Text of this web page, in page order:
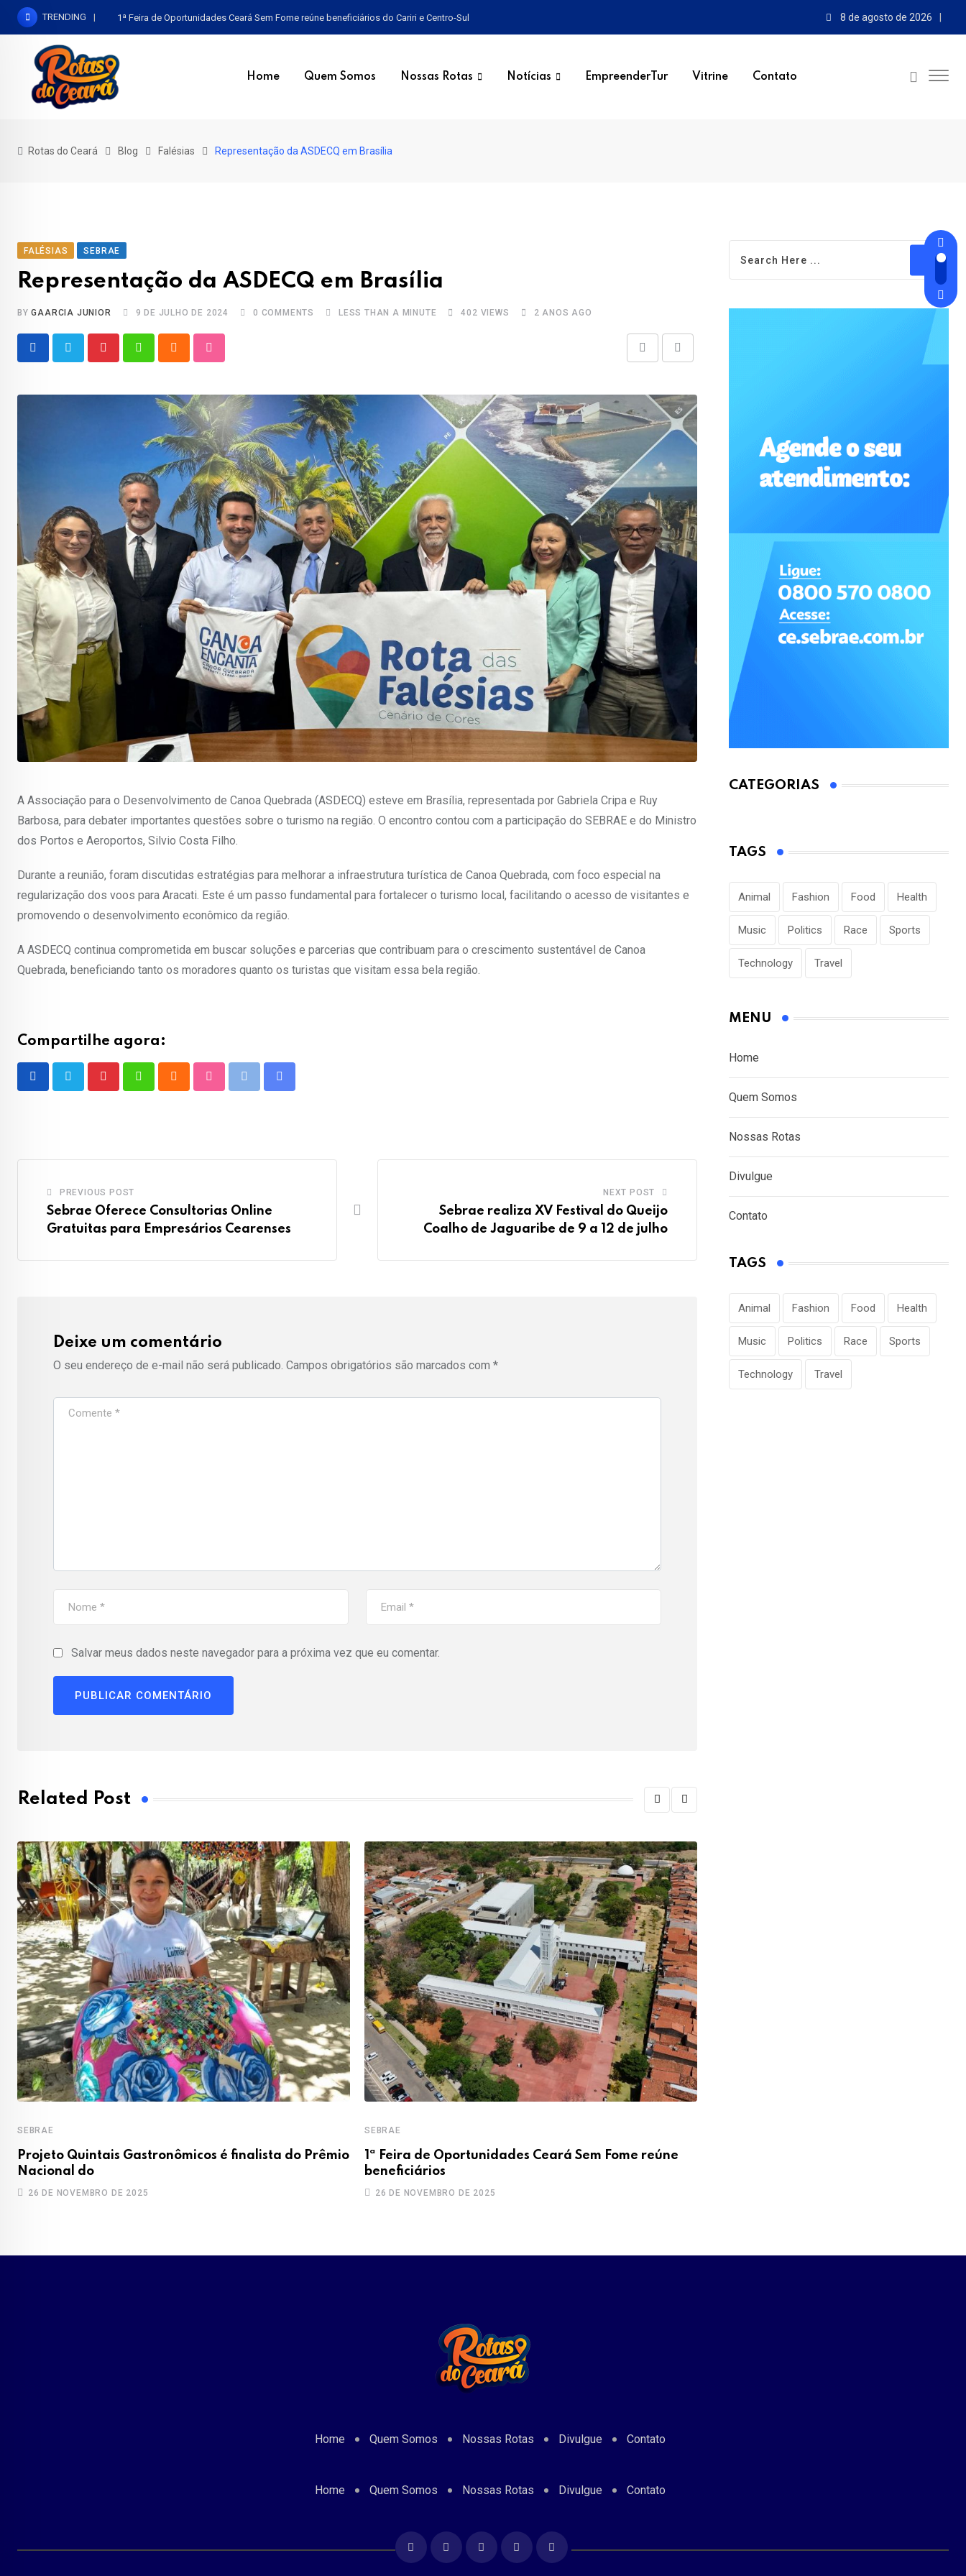
Skip
TRENDING 1ª Feira de Oportunidades Ceará Sem Fome reúne beneficiários do Cariri e Centro-Sul 8 de agosto de 2026
Home Quem Somos Nossas Rotas Notícias EmpreenderTur Vitrine Contato
Rotas do Ceará Blog Falésias Representação da ASDECQ em Brasília
FALÉSIAS SEBRAE
Representação da ASDECQ em Brasília
BYGAARCIA JUNIOR 9 DE JULHO DE 2024 0 COMMENTS LESS THAN A MINUTE 402 VIEWS 2 ANOS AGO
Email
A Associação para o Desenvolvimento de Canoa Quebrada (ASDECQ) esteve em Brasília, representada por Gabriela Cripa e Ruy
Barbosa, para debater importantes questões sobre o turismo na região. O encontro contou com a participação do SEBRAE e do Ministro
dos Portos e Aeroportos, Silvio Costa Filho.
Durante a reunião, foram discutidas estratégias para melhorar a infraestrutura turística de Canoa Quebrada, com foco especial na
regularização dos voos para Aracati. Este é um passo fundamental para fortalecer o turismo local, facilitando o acesso de visitantes e
promovendo o desenvolvimento econômico da região.
A ASDECQ continua comprometida em buscar soluções e parcerias que contribuam para o crescimento sustentável de Canoa
Quebrada, beneficiando tanto os moradores quanto os turistas que visitam essa bela região.
Compartilhe agora:
PREVIOUS POST
Sebrae Oferece Consultorias Online
Gratuitas para Empresários Cearenses
NEXT POST
Sebrae realiza XV Festival do Queijo
Coalho de Jaguaribe de 9 a 12 de julho
Deixe um comentário
O seu endereço de e-mail não será publicado. Campos obrigatórios são marcados com *
Salvar meus dados neste navegador para a próxima vez que eu comentar.
Related Post
SEBRAE
Projeto Quintais Gastronômicos é finalista do Prêmio
Nacional do
26 DE NOVEMBRO DE 2025
SEBRAE
1ª Feira de Oportunidades Ceará Sem Fome reúne
beneficiários
26 DE NOVEMBRO DE 2025
CATEGORIAS
TAGS
Animal Fashion Food Health
Music Politics Race Sports
Technology Travel
MENU
Home
Quem Somos
Nossas Rotas
Divulgue
Contato
TAGS
Animal Fashion Food Health
Music Politics Race Sports
Technology Travel
Home Quem Somos Nossas Rotas Divulgue Contato
Home Quem Somos Nossas Rotas Divulgue Contato